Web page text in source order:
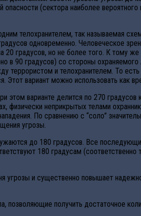
(сектора наиболее
телохранителем, так называемая
одновременно. Человеческое
20 градусов, но не более того. К тому
в 90 градусов) со стороны
террористом и телохранителем. То
Этот вариант можно использовать как
варианте делится по 270
физически неприкрытых телами
По сравнению с “соло”
угрозы.
до 180 градусов. Все
180 градусам
угрозы и существенно повышает
позволяющие получить достаточное